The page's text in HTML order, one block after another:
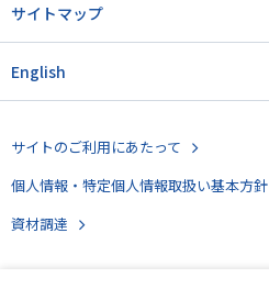
サイトマップ
English
サイトのご利用にあたって
個人情報・特定個人情報取扱い基本方針
資材調達